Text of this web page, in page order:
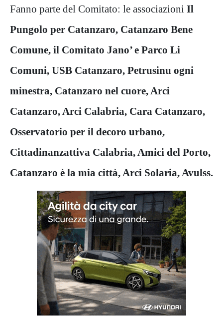
Fanno parte del Comitato: le associazioni Il
Pungolo per Catanzaro, Catanzaro Bene
Comune, il Comitato Jano’ e Parco Li
Comuni, USB Catanzaro, Petrusinu ogni
minestra, Catanzaro nel cuore, Arci
Catanzaro, Arci Calabria, Cara Catanzaro,
Osservatorio per il decoro urbano,
Cittadinanzattiva Calabria, Amici del Porto,
Catanzaro è la mia città, Arci Solaria, Avulss.